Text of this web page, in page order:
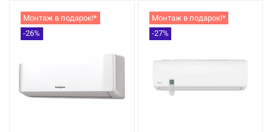
Монтаж в подарок!*
-26%
Монтаж в подарок!*
-27%